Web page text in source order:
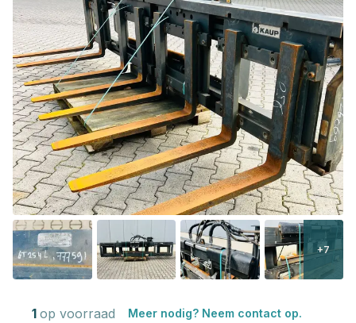
+7
1 op voorraad Meer nodig? Neem contact op.